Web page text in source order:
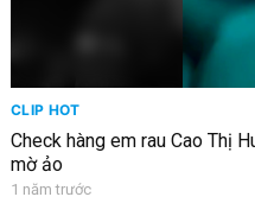
CLIP HOT
Check hàng em rau Cao Thị
mờ ảo
1 năm trước